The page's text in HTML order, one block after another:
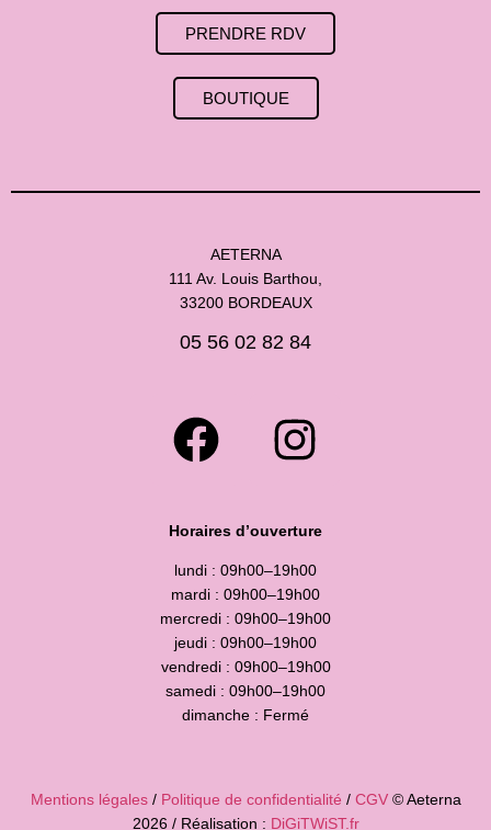
PRENDRE RDV
BOUTIQUE
AETERNA
111 Av. Louis Barthou,
33200 BORDEAUX
05 56 02 82 84
Horaires d’ouverture
lundi : 09h00–19h00
mardi : 09h00–19h00
mercredi : 09h00–19h00
jeudi : 09h00–19h00
vendredi : 09h00–19h00
samedi : 09h00–19h00
dimanche : Fermé
Mentions légales/ Politique de confidentialité / CGV© Aeterna
2026 / Réalisation : DiGiTWiST.fr